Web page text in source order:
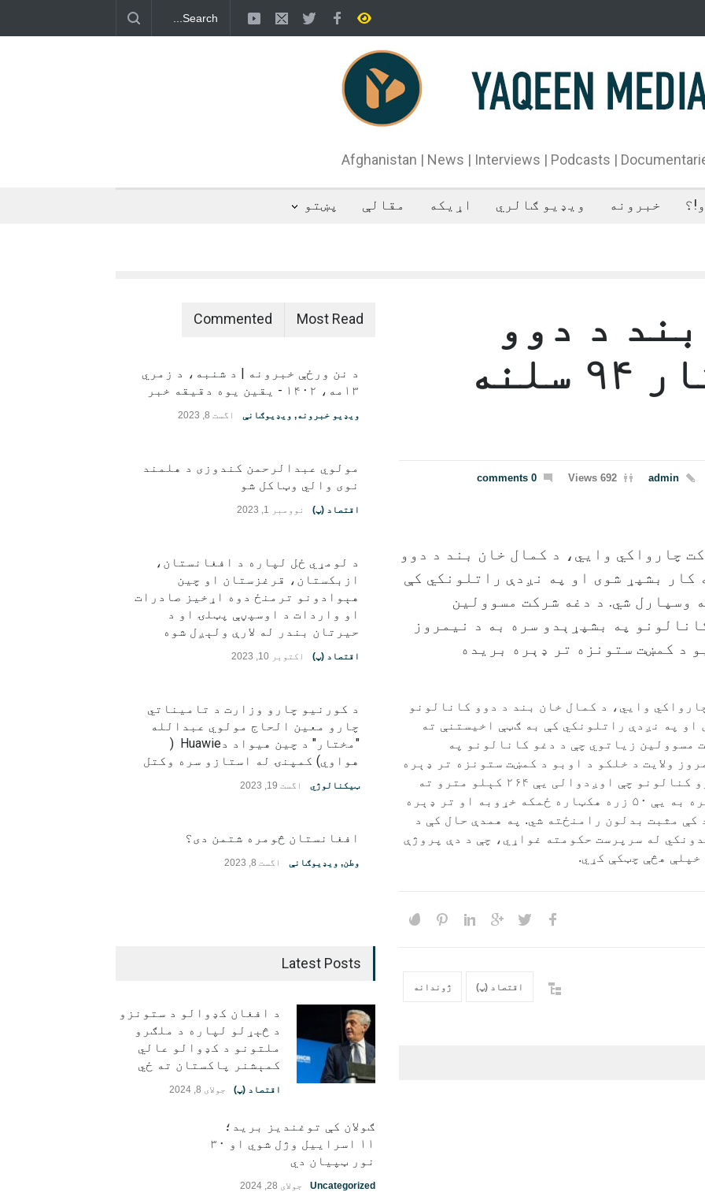
فراه کې د اوبو رسولو یوه شبکه جوړېږي
کې وژل شوی دی.
Afghanistan | News | Interviews | Podcasts |
خبرونه ویډیو ګالري اړیکه مقالې پښتو
د دوو
کانالونو کار ۹۴ سلنه
admin
692 Views
0 comments
چارواکي وايي، د کمال خان بند د دوو
۹۴ سلنه کار بشپړ شوی او په نږدې راتلونکي کې
وسپارل شي. د دغه شرکت مسوولین
په بشپړېدو سره به د نیمروز
د کمښت ستونزه تر ډېره بریده
وايي، د کمال خان بند د دوو کانالونو
او په نږدې راتلونکي کې به ګټې اخیستنې ته
مسوولین زیاتوي چې د دغو کانالونو په
ولایت د خلکو د اوبو د کمښت ستونزه تر ډېره
بریده حل شي. د دغو دوو کنالونو چې اوږدوالی یې ۲۶۴ کېلو مترو ته
رسیږي، په فعالېدو سره به یې ۵۰ زره هکټاره ځمکه خړوبه او تر ډېره
کې مثبت بدلون رامنځته شي. په همدې حال کې د
له سرپرست حکومته غواړي، چې د دې پروژې
هڅې چټکې کړي.
اقتصاد (پ) ژوندانه
Most Read
Commented
د نن ورځې خبرونه | د شنبه، د زمري
۱۳مه، ۱۴۰۲ - یقین یوه دقیقه خبر
ویډیو خبرونه, ویډیوګانې اگست 8, 2023
مولوي عبدالرحمن کندوزی د هلمند
نوی والي وټاکل شو
اقتصاد (پ) نوومبر 1, 2023
د لومړي ځل لپاره د افغانستان،
ازبکستان، قرغزستان او چین
هېوادونو ترمنځ دوه اړخیز صادرات
او واردات د اوسپڼې پټلۍ او د
حیرتان بندر له لارې ولېږل شوه
اقتصاد (پ) اکتوبر 10, 2023
د کورنیو چارو وزارت د تامیناتي
چارو معین الحاج مولوي عبدالله
"مختار" د چین هیواد دHuawie (
هواوي) کمپنۍ له استازو سره وکتل
ټیکنالوژي اگست 19, 2023
افغانستان څومره شتمن دی؟
وطن, ویډیوګانې اگست 8, 2023
Latest Posts
د افغان کډوالو د ستونزو
د څېړلو لپاره د ملګرو
ملتونو د کډوالو عالي
کمېشنر پاکستان ته ځي
اقتصاد (پ) جولای 8, 2024
ګولان کې توغندیز برید؛
۱۱ اسراییل وژل شوي او ۳۰
نور ټپيان دي
Uncategorized جولای 28, 2024